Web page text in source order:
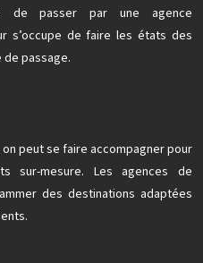
de passer par une agence
s’occupe de faire les états des
passage.
peut se faire accompagner pour
sur-mesure. Les agences de
des destinations adaptées